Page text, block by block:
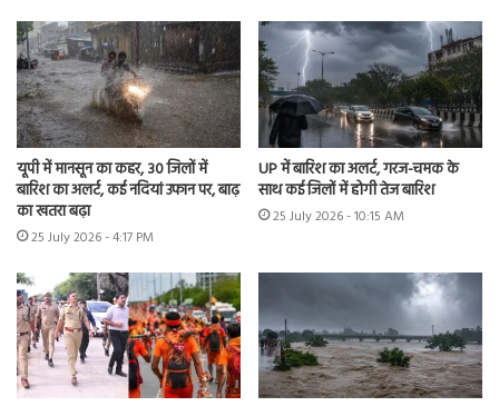
यूपी में मानसून का कहर, 30 जिलों में
बारिश का अलर्ट, कई नदियां उफान पर, बाढ़
का खतरा बढ़ा
25 July 2026 - 4:17 PM
UP में बारिश का अलर्ट, गरज-चमक के
साथ कई जिलों में होगी तेज बारिश
25 July 2026 - 10:15 AM